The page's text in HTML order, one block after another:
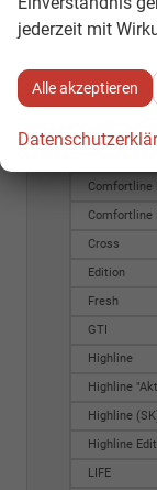
BlueMotion
Comfort
Comfortline
Comfortline
Comfortline
Comfortline
Cross
Edition
Fresh
GTI
Highline
Highline
Highline
Highline
LIFE
jederzeit mit
Alle akzeptieren